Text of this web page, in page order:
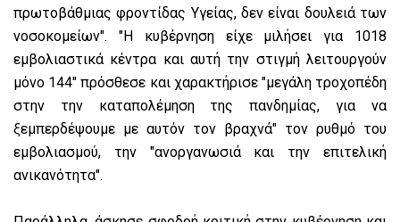
πρωτοβάθμιας φροντίδας Υγείας, δεν είναι δουλειά των
νοσοκομείων". "Η κυβέρνηση είχε μιλήσει για 1018
εμβολιαστικά κέντρα και αυτή την στιγμή λειτουργούν
μόνο 144" πρόσθεσε και χαρακτήρισε "μεγάλη τροχοπέδη
στην την καταπολέμηση της πανδημίας, για να
ξεμπερδέψουμε με αυτόν τον βραχνά" τον ρυθμό του
εμβολιασμού, την "ανοργανωσιά και την επιτελική
ανικανότητα".